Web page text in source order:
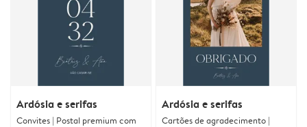
Ardósia e serifas
Convites | Postal premium com
Ardósia e serifas
Cartões de agradecimento |